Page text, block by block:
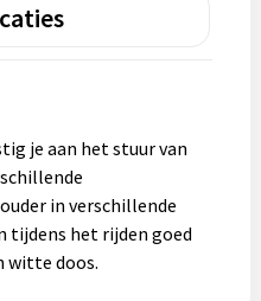
je aan het stuur van
in verschillende
tijdens het rijden goed
witte doos.